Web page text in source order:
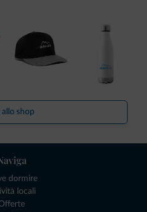
allo shop
dormire
locali